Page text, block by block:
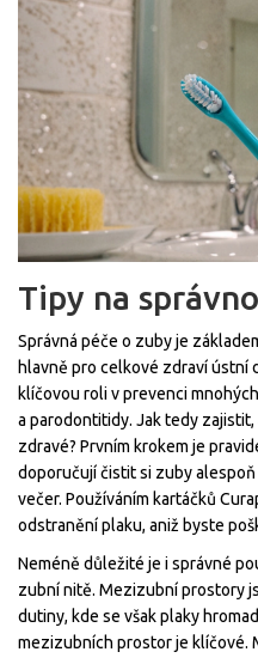
Tipy na
Správná péče o zuby je
hlavně pro celkové zdraví ústní
klíčovou roli v prevenci
a parodontitidy. Jak tedy
zdravé? Prvním krokem je
doporučují čistit si zuby
večer. Používáním kartáčků
odstranění plaku, aniž byste
Neméně důležité je i správné
zubní nitě. Mezizubní prostory
dutiny, kde se však plaky
mezizubních prostor je klíčové.